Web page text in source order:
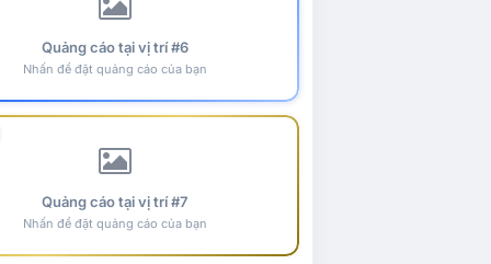
Quảng cáo tại vị trí #6
Nhấn để đặt quảng cáo của bạn
Quảng cáo tại vị trí #7
Nhấn để đặt quảng cáo của bạn